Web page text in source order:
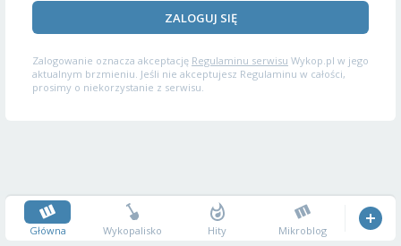
ZALOGUJ SIĘ
Zalogowanie oznacza akceptację Regulaminu serwisu Wykop.pl w jego
aktualnym brzmieniu. Jeśli nie akceptujesz Regulaminu w całości,
prosimy o niekorzystanie z serwisu.
Główna Wykopalisko Hity Mikroblog